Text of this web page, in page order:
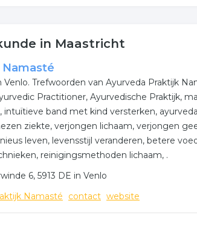
contactgegevens betreffende reiki klikt u op
van de onderneming uit de categorie
in Maastricht
over natuurgeneeskunde. De volgende
reiki meditatie
in Maastricht
Namasté
Trefwoorden van Ayurveda Praktijk
Practitioner, Ayurvedische Praktijk,
intuïtieve band met kind versterken,
ziekte, verjongen lichaam, verjongen
leven, levensstijl veranderen, betere
reinigingsmethoden lichaam, .
6, 5913 DE in Venlo
Namasté
contact website